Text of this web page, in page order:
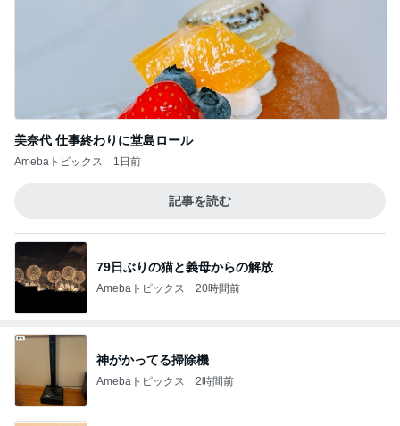
美奈代 仕事終わりに堂島ロール
Amebaトピックス 1日前
記事を読む
79日ぶりの猫と義母からの解放
Amebaトピックス 20時間前
神がかってる掃除機
Amebaトピックス 2時間前